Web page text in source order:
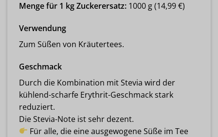
Menge für 1 kg Zuckerersatz: 1000 g (14,99 €)
Verwendung
Zum Süßen von Kräutertees.
Geschmack
Durch die Kombination mit Stevia wird der
kühlend-scharfe Erythrit-Geschmack stark
reduziert.
Die Stevia-Note ist sehr dezent.
Für alle, die eine ausgewogene Süße im Tee